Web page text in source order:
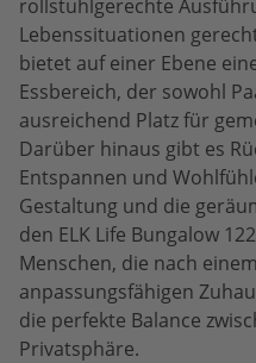
rollstuhlgerechte
Lebenssituationen
bietet auf einer Ebene
Essbereich, der sowohl
ausreichend Platz für
Darüber hinaus gibt es
Entspannen und
Gestaltung und die
den ELK Life Bungalow
Menschen, die nach
anpassungsfähigen
die perfekte Balance
Privatsphäre.